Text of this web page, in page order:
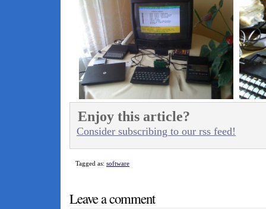
Enjoy this article?
Consider subscribing to our rss feed!
Tagged as: software
Leave a comment